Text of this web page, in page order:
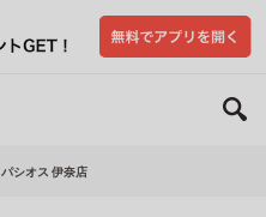
パシオス 伊奈店